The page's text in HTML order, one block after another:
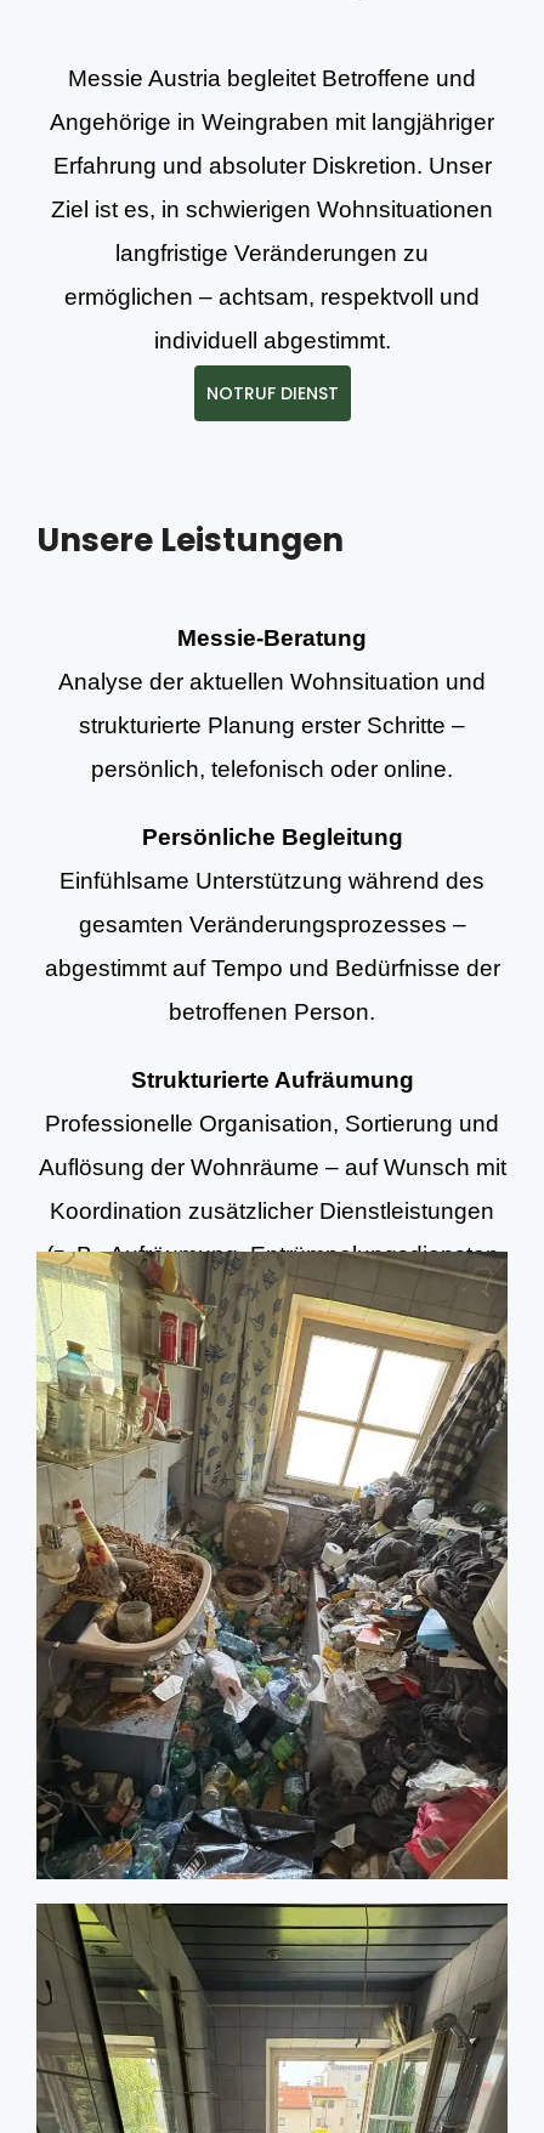
Messie Austria begleitet Betroffene und
Angehörige in Weingraben mit langjähriger
Erfahrung und absoluter Diskretion. Unser
Ziel ist es, in schwierigen Wohnsituationen
langfristige Veränderungen zu
ermöglichen – achtsam, respektvoll und
individuell abgestimmt.
NOTRUF DIENST
Unsere Leistungen
Messie-Beratung
Analyse der aktuellen Wohnsituation und
strukturierte Planung erster Schritte –
persönlich, telefonisch oder online.
Persönliche Begleitung
Einfühlsame Unterstützung während des
gesamten Veränderungsprozesses –
abgestimmt auf Tempo und Bedürfnisse der
betroffenen Person.
Strukturierte Aufräumung
Professionelle Organisation, Sortierung und
Auflösung der Wohnräume – auf Wunsch mit
Koordination zusätzlicher Dienstleistungen
(z. B. Aufräumung, Entrümpelungsdiensten
und Grundreinigung).